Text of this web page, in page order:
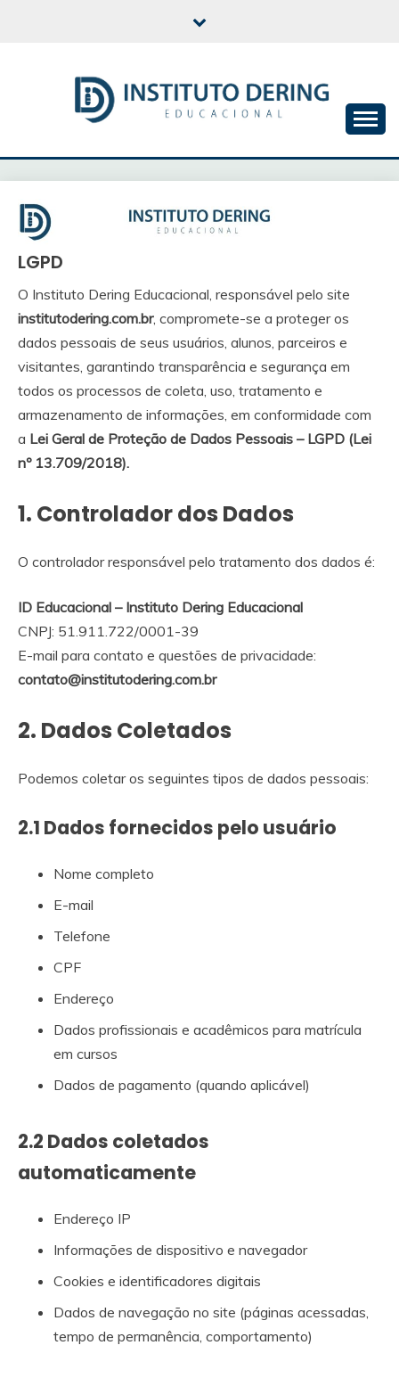
INSTITUTO DERING
EDUCACIONAL
LGPD
O Instituto Dering Educacional, responsável pelo site
institutodering.com.br, compromete-se a proteger os
dados pessoais de seus usuários, alunos, parceiros e
visitantes, garantindo transparência e segurança em
todos os processos de coleta, uso, tratamento e
armazenamento de informações, em conformidade com
a Lei Geral de Proteção de Dados Pessoais – LGPD (Lei
nº 13.709/2018).
1. Controlador dos Dados
O controlador responsável pelo tratamento dos dados é:
ID Educacional – Instituto Dering Educacional
CNPJ: 51.911.722/0001-39
E-mail para contato e questões de privacidade:
contato@institutodering.com.br
2. Dados Coletados
Podemos coletar os seguintes tipos de dados pessoais:
2.1 Dados fornecidos pelo usuário
Nome completo
E-mail
Telefone
CPF
Endereço
Dados profissionais e acadêmicos para matrícula
em cursos
Dados de pagamento (quando aplicável)
2.2 Dados coletados
automaticamente
Endereço IP
Informações de dispositivo e navegador
Cookies e identificadores digitais
Dados de navegação no site (páginas acessadas,
tempo de permanência, comportamento)